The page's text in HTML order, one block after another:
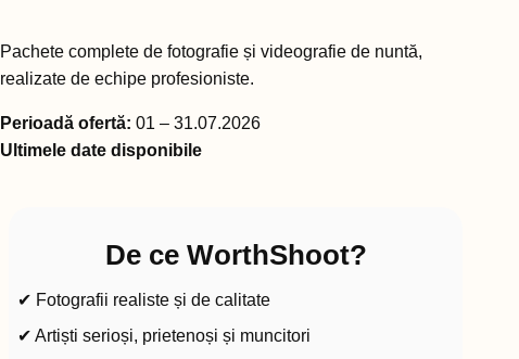
Pachete complete de fotografie și videografie de nuntă,
realizate de echipe profesioniste.
Perioadă ofertă: 01 – 31.07.2026
Ultimele date disponibile
De ce WorthShoot?
✔ Fotografii realiste și de calitate
✔ Artiști serioși, prietenoși și muncitori